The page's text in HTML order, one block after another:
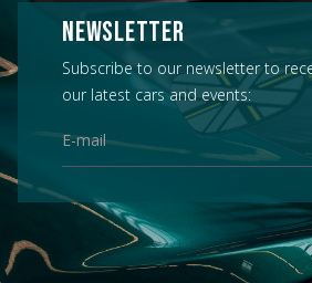
NEWSLETTER
Subscribe to our newsletter to
our latest cars and events: